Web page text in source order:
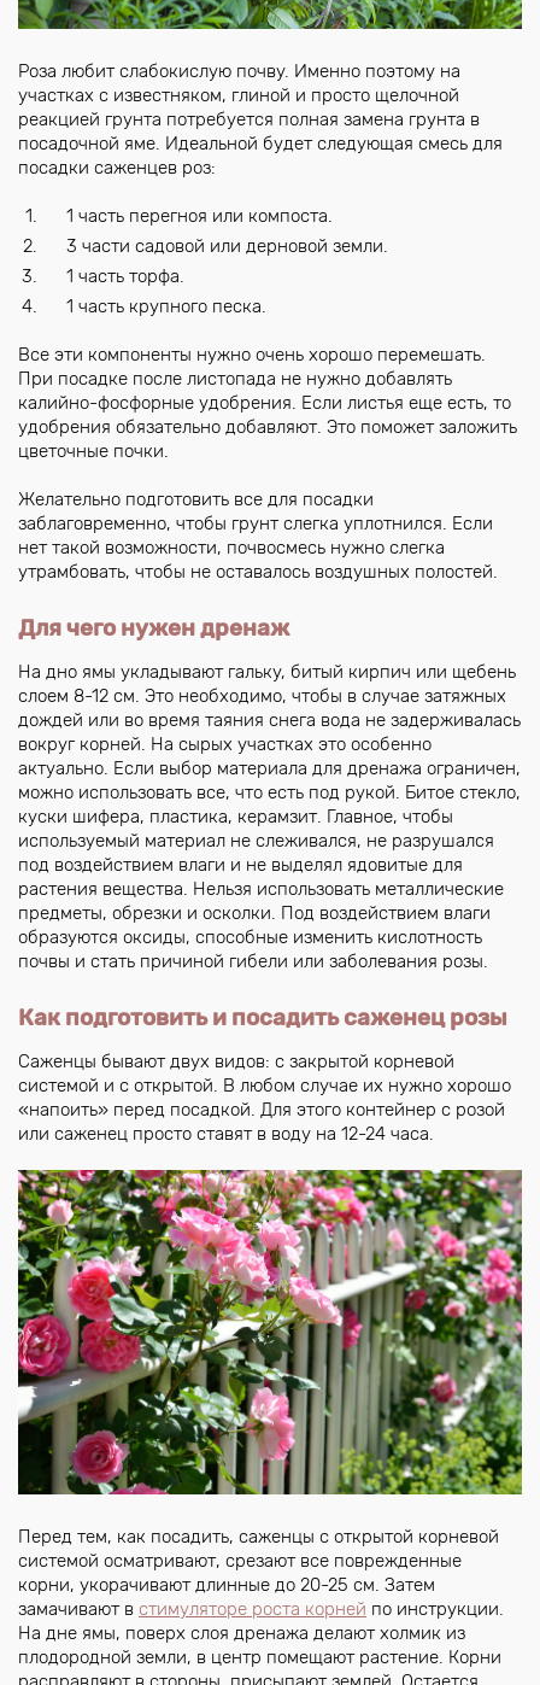
Роза любит слабокислую почву. Именно поэтому на
участках с известняком, глиной и просто щелочной
реакцией грунта потребуется полная замена грунта в
посадочной яме. Идеальной будет следующая смесь для
посадки саженцев роз:
1 часть перегноя или компоста.
3 части садовой или дерновой земли.
1 часть торфа.
1 часть крупного песка.
Все эти компоненты нужно очень хорошо перемешать.
При посадке после листопада не нужно добавлять
калийно-фосфорные удобрения. Если листья еще есть, то
удобрения обязательно добавляют. Это поможет заложить
цветочные почки.
Желательно подготовить все для посадки
заблаговременно, чтобы грунт слегка уплотнился. Если
нет такой возможности, почвосмесь нужно слегка
утрамбовать, чтобы не оставалось воздушных полостей.
Для чего нужен дренаж
На дно ямы укладывают гальку, битый кирпич или щебень
слоем 8-12 см. Это необходимо, чтобы в случае затяжных
дождей или во время таяния снега вода не задерживалась
вокруг корней. На сырых участках это особенно
актуально. Если выбор материала для дренажа ограничен,
можно использовать все, что есть под рукой. Битое стекло,
куски шифера, пластика, керамзит. Главное, чтобы
используемый материал не слеживался, не разрушался
под воздействием влаги и не выделял ядовитые для
растения вещества. Нельзя использовать металлические
предметы, обрезки и осколки. Под воздействием влаги
образуются оксиды, способные изменить кислотность
почвы и стать причиной гибели или заболевания розы.
Как подготовить и посадить саженец розы
Саженцы бывают двух видов: с закрытой корневой
системой и с открытой. В любом случае их нужно хорошо
«напоить» перед посадкой. Для этого контейнер с розой
или саженец просто ставят в воду на 12-24 часа.
Перед тем, как посадить, саженцы с открытой корневой
системой осматривают, срезают все поврежденные
корни, укорачивают длинные до 20-25 см. Затем
замачивают в стимуляторе роста корней по инструкции.
На дне ямы, поверх слоя дренажа делают холмик из
плодородной земли, в центр помещают растение. Корни